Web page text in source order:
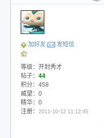
加好友 发短信
等级：开封秀才
帖子： 44
积分：458
威望：0
精华：0
注册：
2011-10-12 11:12:45